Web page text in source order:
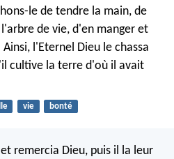
le de tendre la main, de
de vie, d'en manger et
l'Eternel Dieu le chassa
cultive la terre d'où il avait
vie bonté
remercia Dieu, puis il la leur